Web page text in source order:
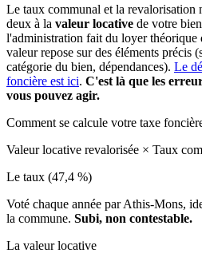
Le taux communal et la revalorisation
deux à la valeur locative de votre
l'administration fait du loyer théorique
valeur repose sur des éléments précis
catégorie du bien, dépendances). Le
foncière est ici. C'est là que les
vous pouvez agir.
Comment se calcule votre taxe
Valeur locative revalorisée × Taux
Le taux (47,4 %)
Voté chaque année par Athis-Mons,
la commune. Subi, non contestable.
La valeur locative